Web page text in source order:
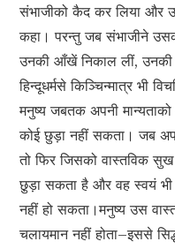
संभाजीको कैद कर लिया और
कहा। परन्तु जब संभाजीने
उनकी आँखें निकाल लीं, उनकी
हिन्दूधर्मसे किञ्चिन्मात्र भी
मनुष्य जबतक अपनी
कोई छुड़ा नहीं सकता। जब
तो फिर जिसको वास्तविक
छु़ड़ा सकता है और वह स्वयं
नहीं हो सकता।मनुष्य उस
चलायमान नहीं होता–इससे